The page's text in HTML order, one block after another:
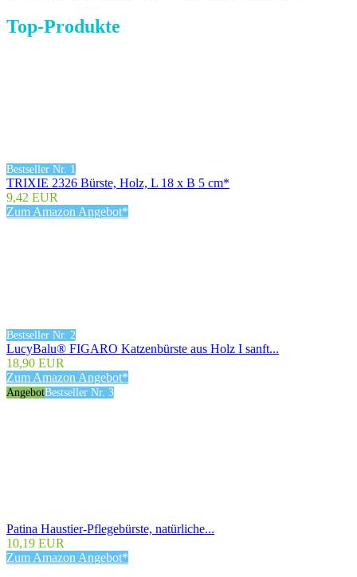
Top-Produkte
Bestseller Nr. 1
TRIXIE 2326 Bürste, Holz, L 18 x B 5 cm*
9,42 EUR
Zum Amazon Angebot*
Bestseller Nr. 2
LucyBalu® FIGARO Katzenbürste aus Holz I sanft...
18,90 EUR
Zum Amazon Angebot*
AngebotBestseller Nr. 3
Patina Haustier-Pflegebürste, natürliche...
10,19 EUR
Zum Amazon Angebot*